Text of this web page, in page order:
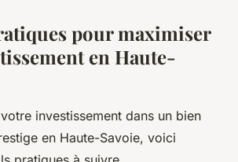
pour maximiser
en Haute-
investissement dans un bien
en Haute-Savoie, voici